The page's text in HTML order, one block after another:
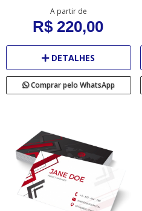
A partir de
R$ 220,00
DETALHES
Comprar pelo WhatsApp